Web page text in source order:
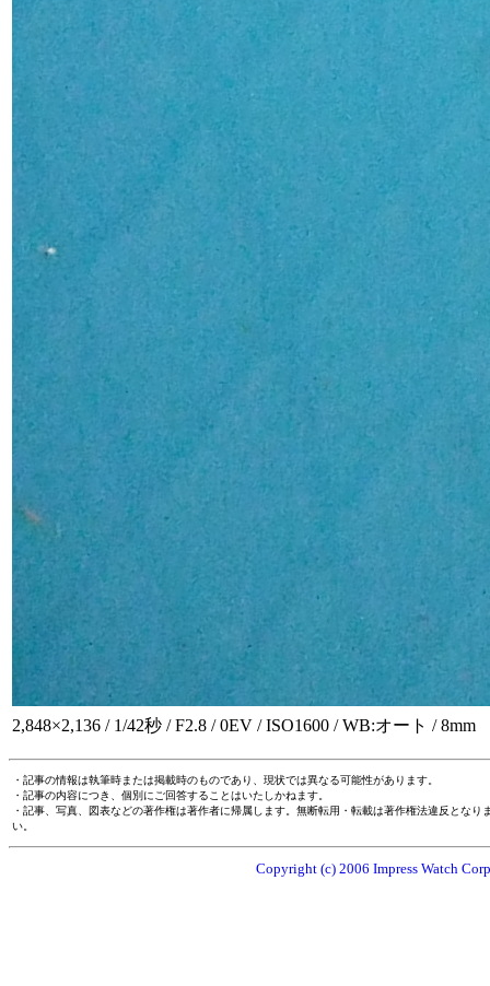
2,848×2,136 / 1/42秒 / F2.8 / 0EV / ISO1600 / WB:オート / 8mm
・記事の情報は執筆時または掲載時のものであり、現状では異なる可能性があります。
・記事の内容につき、個別にご回答することはいたしかねます。
・記事、写真、図表などの著作権は著作者に帰属します。無断転用・転載は著作権法違反とな
い。
Copyright (c) 2006 Impress Watch